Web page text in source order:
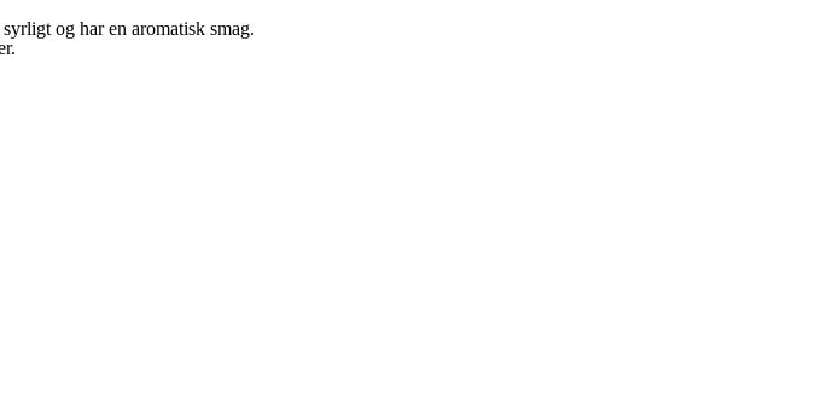
og har en aromatisk smag.